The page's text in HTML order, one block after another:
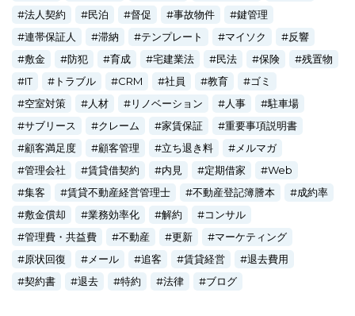
法人契約
民泊 督促 事故物件
鍵管理
連帯保証人
滞納 テンプレート マイソク
反響
敷金
防犯 育成 宅建業法 民法 保険
残置物
IT
トラブル CRM 社員 教育
ゴミ
空室対策
人材 リノベーション 人事
駐車場
サブリース
クレーム 家賃保証
重要事項説明書
顧客満足度
顧客管理 立ち退き料
メルマガ
管理会社
賃貸借契約 内見 定期借家
Web
集客
賃貸不動産経営管理士 不動産登記簿謄本
成約率
敷金償却
業務効率化 解約
コンサル
管理費・共益費
不動産 更新
マーケティング
原状回復
メール 追客 賃貸経営
退去費用
契約書
退去 特約 法律 ブログ